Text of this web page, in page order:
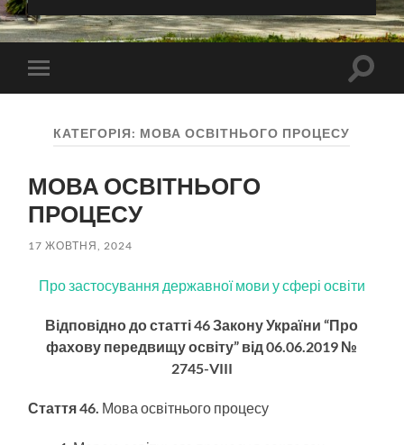
Перемкнути
мобільне
КАТЕГОРІЯ: МОВА ОСВІТНЬОГО ПРОЦЕСУ
МОВА ОСВІТНЬОГО
ПРОЦЕСУ
17 ЖОВТНЯ, 2024
Про застосування державної мови у сфері освіти
Відповідно до статті 46 Закону України “Про
фахову передвищу освіту” від 06.06.2019 №
2745-VIII
Стаття 46. Мова освітнього процесу